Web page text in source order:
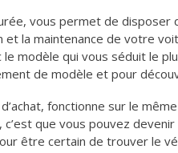
vous permet de disposer
et la maintenance de votre
le modèle qui vous séduit le
de modèle et pour
fonctionne sur le
que vous pouvez
être certain de trouver le